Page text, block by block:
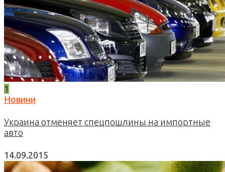
1
Новини
Украина отменяет спецпошлины на импортные
авто
14.09.2015